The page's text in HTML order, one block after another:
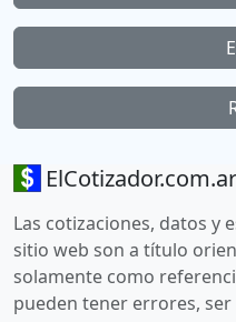
ElCotizador.com.ar
Las cotizaciones, datos y
sitio web son a título
solamente como
pueden tener errores,